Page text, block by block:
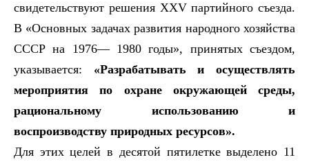
свидетельствуют решения XXVпартийного съезда.
В «Основных задачах развития народного хозяйства
СССР на 1976— 1980 годы», принятых съездом,
указывается: «Разрабатывать и осуществлять
мероприятия по охране окружающей среды,
рациональному использованию и
воспроизводству природных ресурсов».
Для этих целей в десятой пятилетке выделено 11